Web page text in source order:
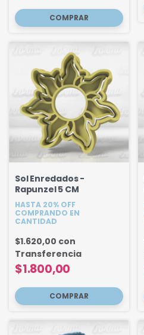
Sol Enredados -
Rapunzel 5 CM
HASTA 20% OFF
COMPRANDO EN
CANTIDAD
$1.800,00
$1.620,00 con
Transferencia